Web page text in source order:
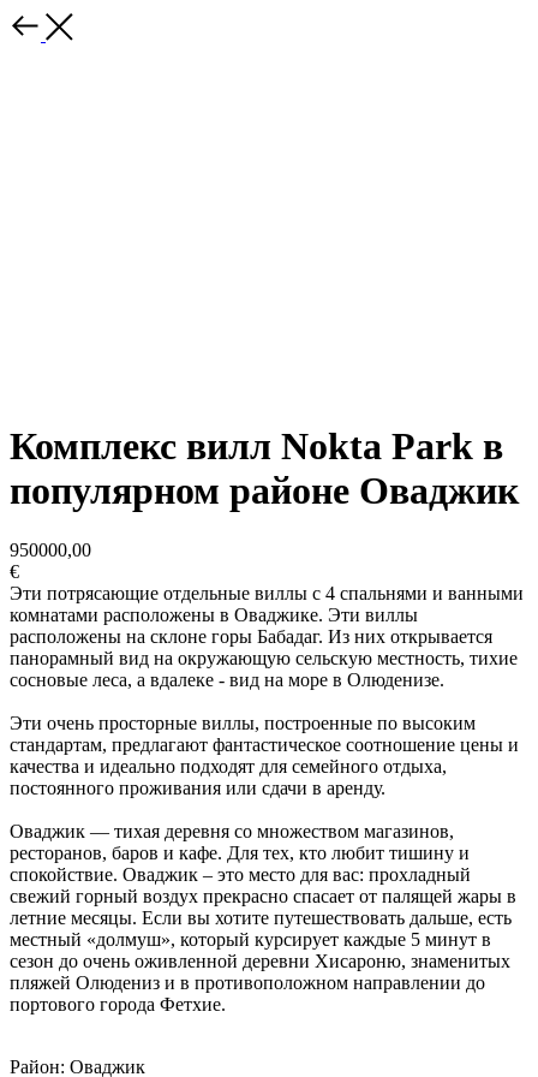
Комплекс вилл Nokta Park в
популярном районе Оваджик
950000,00
€
Эти потрясающие отдельные виллы с 4 спальнями и ванными
комнатами расположены в Оваджике. Эти виллы
расположены на склоне горы Бабадаг. Из них открывается
панорамный вид на окружающую сельскую местность, тихие
сосновые леса, а вдалеке - вид на море в Олюденизе.
Эти очень просторные виллы, построенные по высоким
стандартам, предлагают фантастическое соотношение цены и
качества и идеально подходят для семейного отдыха,
постоянного проживания или сдачи в аренду.
Оваджик — тихая деревня со множеством магазинов,
ресторанов, баров и кафе. Для тех, кто любит тишину и
спокойствие. Оваджик – это место для вас: прохладный
свежий горный воздух прекрасно спасает от палящей жары в
летние месяцы. Если вы хотите путешествовать дальше, есть
местный «долмуш», который курсирует каждые 5 минут в
сезон до очень оживленной деревни Хисароню, знаменитых
пляжей Олюдениз и в противоположном направлении до
портового города Фетхие.
Район: Оваджик